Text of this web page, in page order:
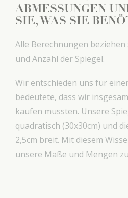
ABMESSUNGEN
SIE, WAS SIE
Alle Berechnungen
und Anzahl der Spiegel.
Wir entschieden uns für
bedeutete, dass wir
kaufen mussten. Unsere
quadratisch (30x30cm) und
2,5cm breit. Mit diesem
unsere Maße und Mengen